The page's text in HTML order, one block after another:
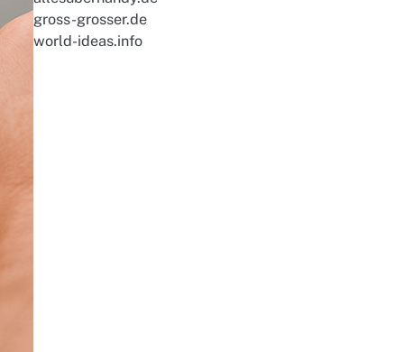
gross-grosser.de
world-ideas.info